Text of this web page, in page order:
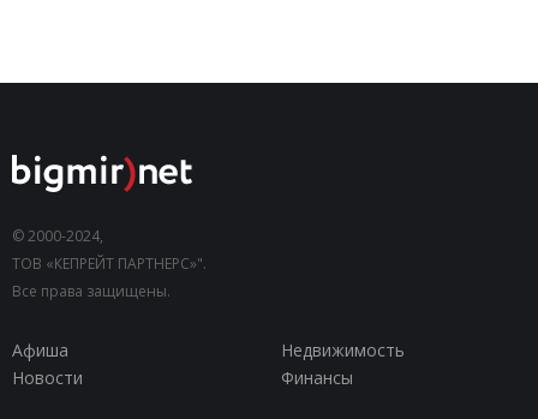
© 2000-2024,
ТОВ «КЕПРЕЙТ ПАРТНЕРС»".
Все права защищены.
Афиша
Недвижимость
Новости
Финансы